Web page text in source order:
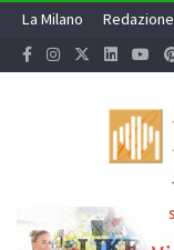
Skip
content
La Milano Redazione